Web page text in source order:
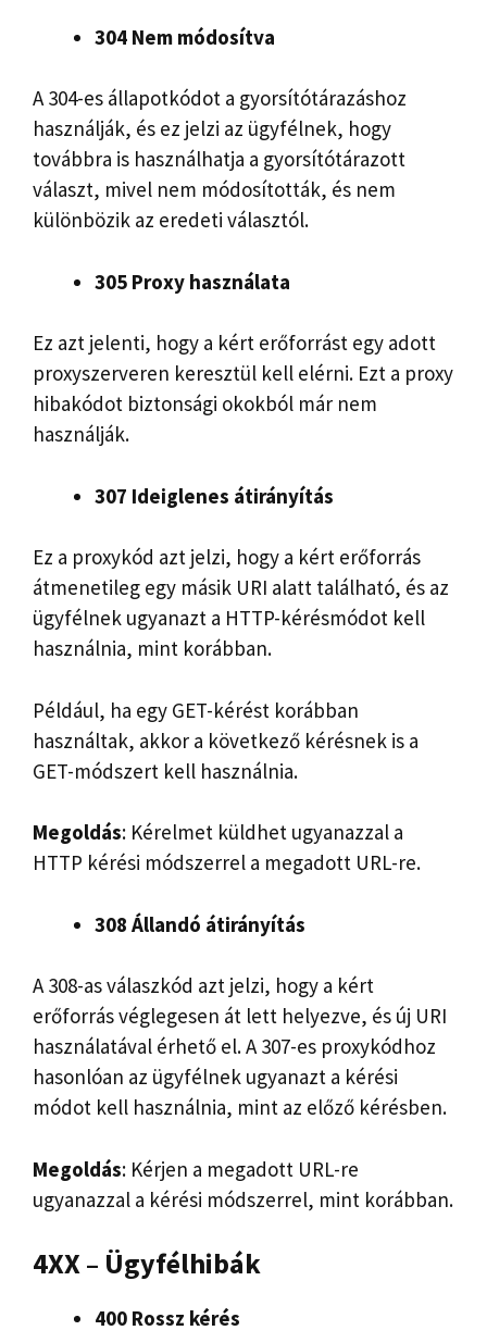
304 Nem módosítva
A 304-es állapotkódot a gyorsítótárazáshoz
használják, és ez jelzi az ügyfélnek, hogy
továbbra is használhatja a gyorsítótárazott
választ, mivel nem módosították, és nem
különbözik az eredeti választól.
305 Proxy használata
Ez azt jelenti, hogy a kért erőforrást egy adott
proxyszerveren keresztül kell elérni. Ezt a proxy
hibakódot biztonsági okokból már nem
használják.
307 Ideiglenes átirányítás
Ez a proxykód azt jelzi, hogy a kért erőforrás
átmenetileg egy másik URI alatt található, és az
ügyfélnek ugyanazt a HTTP-kérésmódot kell
használnia, mint korábban.
Például, ha egy GET-kérést korábban
használtak, akkor a következő kérésnek is a
GET-módszert kell használnia.
Megoldás: Kérelmet küldhet ugyanazzal a
HTTP kérési módszerrel a megadott URL-re.
308 Állandó átirányítás
A 308-as válaszkód azt jelzi, hogy a kért
erőforrás véglegesen át lett helyezve, és új URI
használatával érhető el. A 307-es proxykódhoz
hasonlóan az ügyfélnek ugyanazt a kérési
módot kell használnia, mint az előző kérésben.
Megoldás: Kérjen a megadott URL-re
ugyanazzal a kérési módszerrel, mint korábban.
4XX – Ügyfélhibák
400 Rossz kérés